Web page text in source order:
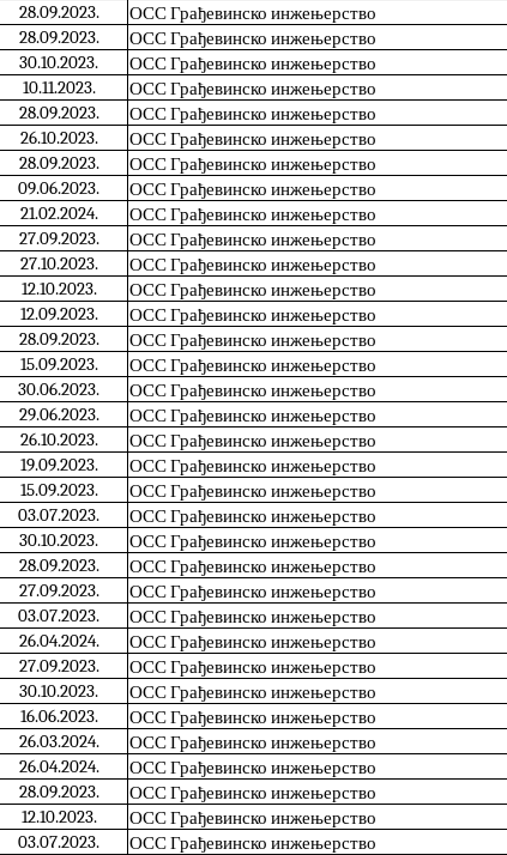
28.09.2023.
ОСС Грађевинско инжењерство
28.09.2023.
ОСС Грађевинско инжењерство
30.10.2023.
ОСС Грађевинско инжењерство
10.11.2023.
ОСС Грађевинско инжењерство
28.09.2023.
ОСС Грађевинско инжењерство
26.10.2023.
ОСС Грађевинско инжењерство
28.09.2023.
ОСС Грађевинско инжењерство
09.06.2023.
ОСС Грађевинско инжењерство
21.02.2024.
ОСС Грађевинско инжењерство
27.09.2023.
ОСС Грађевинско инжењерство
27.10.2023.
ОСС Грађевинско инжењерство
12.10.2023.
ОСС Грађевинско инжењерство
12.09.2023.
ОСС Грађевинско инжењерство
28.09.2023.
ОСС Грађевинско инжењерство
15.09.2023.
ОСС Грађевинско инжењерство
30.06.2023.
ОСС Грађевинско инжењерство
29.06.2023.
ОСС Грађевинско инжењерство
26.10.2023.
ОСС Грађевинско инжењерство
19.09.2023.
ОСС Грађевинско инжењерство
15.09.2023.
ОСС Грађевинско инжењерство
03.07.2023.
ОСС Грађевинско инжењерство
30.10.2023.
ОСС Грађевинско инжењерство
28.09.2023.
ОСС Грађевинско инжењерство
27.09.2023.
ОСС Грађевинско инжењерство
03.07.2023.
ОСС Грађевинско инжењерство
26.04.2024.
ОСС Грађевинско инжењерство
27.09.2023.
ОСС Грађевинско инжењерство
30.10.2023.
ОСС Грађевинско инжењерство
16.06.2023.
ОСС Грађевинско инжењерство
26.03.2024.
ОСС Грађевинско инжењерство
26.04.2024.
ОСС Грађевинско инжењерство
28.09.2023.
ОСС Грађевинско инжењерство
12.10.2023.
ОСС Грађевинско инжењерство
03.07.2023.
ОСС Грађевинско инжењерство